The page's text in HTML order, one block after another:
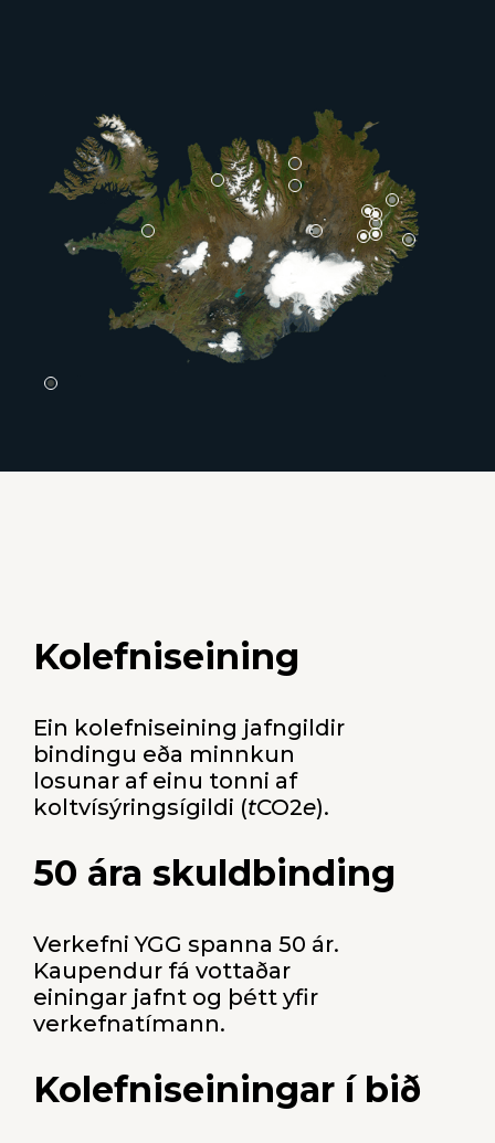
Kolefniseining
Ein kolefniseining jafngildir
bindingu eða minnkun
losunar af einu tonni af
koltvísýringsígildi (tCO2e).
50 ára skuldbinding
Verkefni YGG spanna 50 ár.
Kaupendur fá vottaðar
einingar jafnt og þétt yfir
verkefnatímann.
Kolefniseiningar í bið